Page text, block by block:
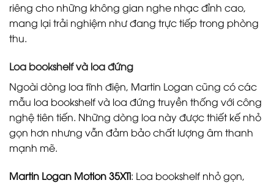
riêng cho những không gian nghe nhạc đỉnh cao,
mang lại trải nghiệm như đang trực tiếp trong phòng
thu.
Loa bookshelf và loa đứng
Ngoài dòng loa tĩnh điện, Martin Logan cũng có các
mẫu loa bookshelf và loa đứng truyền thống với công
nghệ tiên tiến. Những dòng loa này được thiết kế nhỏ
gọn hơn nhưng vẫn đảm bảo chất lượng âm thanh
mạnh mẽ.
Martin Logan Motion 35XTi: Loa bookshelf nhỏ gọn,